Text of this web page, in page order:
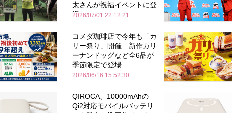
太さんが祝福イベントに登
場
2026/07/01 22:12:21
コメダ珈琲店で今年も「カ
リー祭り」開催 新作カリ
ーナンドッグなど全6品が
季節限定で登場
2026/06/16 15:52:30
QIROCA、10000mAhの
Qi2対応モバイルバッテリ